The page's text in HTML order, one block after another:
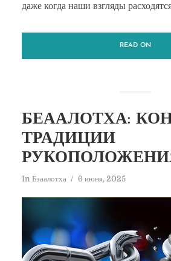
даже когда наши взгляды
READ ON
БЕААЛОТХА:
ТРАДИЦИИ
In Бэаалотха 6 июня, 2025